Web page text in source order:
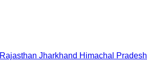
Rajasthan Jharkhand Himachal Pradesh